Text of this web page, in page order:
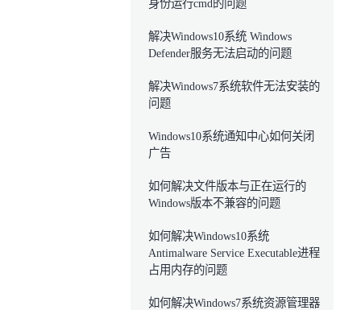
身份运行cmd的问题
解决Windows10系统 Windows
Defender服务无法启动的问题
解决Windows7系统软件无法安装的
问题
Windows10系统通知中心如何关闭
广告
如何解决文件版本与正在运行的
Windows版本不兼容的问题
如何解决Windows10系统
Antimalware Service Executable进程
占用内存的问题
如何解决Windows7系统资源管理器